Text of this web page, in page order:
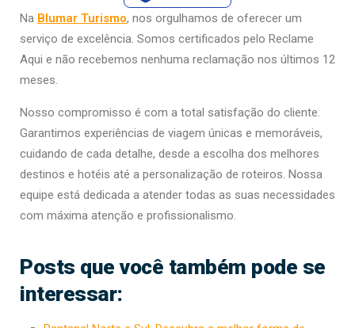
Na Blumar Turismo, nos orgulhamos de oferecer um
serviço de excelência. Somos certificados pelo Reclame
Aqui e não recebemos nenhuma reclamação nos últimos 12
meses.
Nosso compromisso é com a total satisfação do cliente.
Garantimos experiências de viagem únicas e memoráveis,
cuidando de cada detalhe, desde a escolha dos melhores
destinos e hotéis até a personalização de roteiros. Nossa
equipe está dedicada a atender todas as suas necessidades
com máxima atenção e profissionalismo.
Posts que você também pode se
interessar: